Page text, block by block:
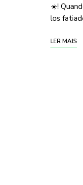
☀️!
los
LER MAIS